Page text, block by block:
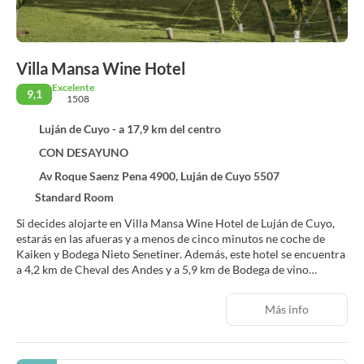
Villa Mansa Wine Hotel
9,1
Excelente
1508
Luján de Cuyo - a 17,9 km del centro
CON DESAYUNO
Av Roque Saenz Pena 4900, Luján de Cuyo 5507
Standard Room
Si decides alojarte en Villa Mansa Wine Hotel de Luján de Cuyo,
estarás en las afueras y a menos de cinco minutos ne coche de
Kaiken y Bodega Nieto Senetiner. Además, este hotel se encuentra
a 4,2 km de Cheval des Andes y a 5,9 km de Bodega de vino
Disfruta de tus momentos de ocio con instalaciones como una
también conexión a Internet wifi gratis, servicios de conserjería y
Más info